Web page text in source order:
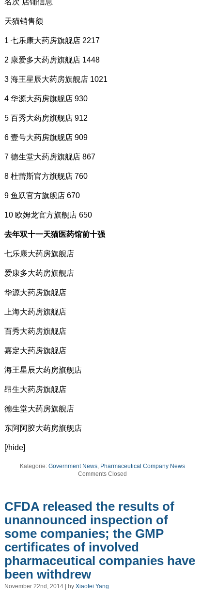
名次 店铺信息
天猫销售额
1 七乐康大药房旗舰店 2217
2 康爱多大药房旗舰店 1448
3 海王星辰大药房旗舰店 1021
4 华源大药房旗舰店 930
5 百秀大药房旗舰店 912
6 壹号大药房旗舰店 909
7 德生堂大药房旗舰店 867
8 杜蕾斯官方旗舰店 760
9 鱼跃官方旗舰店 670
10 欧姆龙官方旗舰店 650
去年双十一天猫医药馆前十强
七乐康大药房旗舰店
爱康多大药房旗舰店
华源大药房旗舰店
上海大药房旗舰店
百秀大药房旗舰店
嘉定大药房旗舰店
海王星辰大药房旗舰店
昂生大药房旗舰店
德生堂大药房旗舰店
东阿阿胶大药房旗舰店
[/hide]
Kategorie:Government News, Pharmaceutical Company News
Comments Closed
CFDA released the results of
unannounced inspection of
some companies; the GMP
certificates of involved
pharmaceutical companies have
been withdrew
November 22nd, 2014 | by Xiaofei Yang